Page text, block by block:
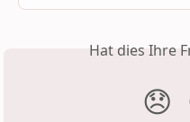
Hat dies Ihre
😞